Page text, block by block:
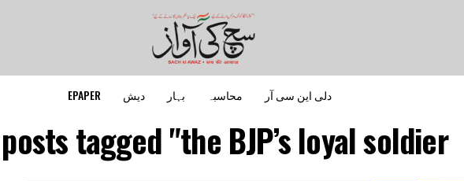
دلی این سی آر محاسبہ بہار دیش EPAPER
tagged "the BJP’s loyal soldier"